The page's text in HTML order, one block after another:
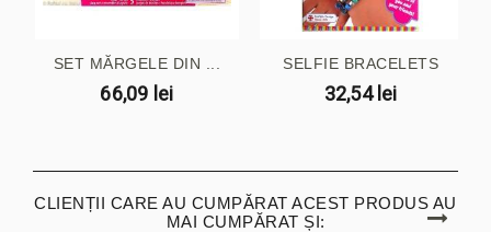
SET MĂRGELE DIN ...
66,09 lei
SELFIE BRACELETS
32,54 lei
CLIENȚII CARE AU CUMPĂRAT ACEST PRODUS AU
MAI CUMPĂRAT ȘI: